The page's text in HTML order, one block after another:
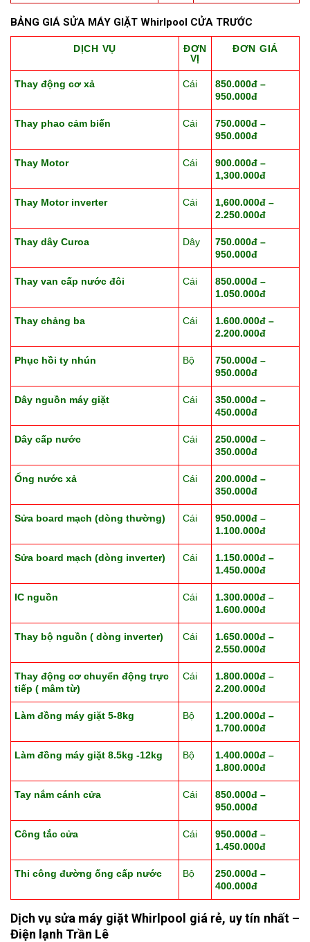
BẢNG GIÁ SỬA MÁY GIẶT Whirlpool CỬA TRƯỚC
DỊCH VỤ
ĐƠN
VỊ
ĐƠN GIÁ
Thay động cơ xả Cái
850.000đ –
950.000đ
Thay phao cảm biến Cái
750.000đ –
950.000đ
Thay Motor Cái
900.000đ –
1,300.000đ
Thay Motor inverter Cái
1,600.000đ –
2.250.000đ
Thay dây Curoa Dây
750.000đ –
950.000đ
Thay van cấp nước đôi Cái
850.000đ –
1.050.000đ
Thay chảng ba Cái
1.600.000đ –
2.200.000đ
Phục hồi ty nhún Bộ
750.000đ –
950.000đ
Dây nguồn máy giặt Cái
350.000đ –
450.000đ
Dây cấp nước Cái
250.000đ –
350.000đ
Ống nước xả Cái
200.000đ –
350.000đ
Sửa board mạch (dòng thường) Cái
950.000đ –
1.100.000đ
Sửa board mạch (dòng inverter) Cái
1.150.000đ –
1.450.000đ
IC nguồn Cái
1.300.000đ –
1.600.000đ
Thay bộ nguồn ( dòng inverter) Cái
1.650.000đ –
2.550.000đ
Thay động cơ chuyển động trực
tiếp ( mâm từ)
Cái
1.800.000đ –
2.200.000đ
Làm đồng máy giặt 5-8kg Bộ
1.200.000đ –
1.700.000đ
Làm đồng máy giặt 8.5kg -12kg Bộ
1.400.000đ –
1.800.000đ
Tay nắm cánh cửa Cái
850.000đ –
950.000đ
Công tắc cửa Cái
950.000đ –
1.450.000đ
Thi công đường ống cấp nước Bộ
250.000đ –
400.000đ
Dịch vụ sửa máy giặt Whirlpool giá rẻ, uy tín nhất –
Điện lạnh Trần Lê